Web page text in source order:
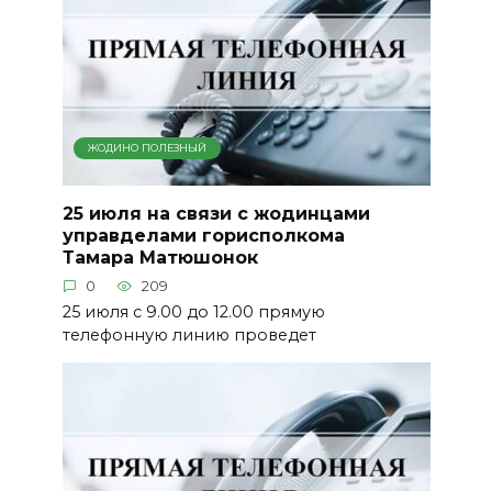
ЖОДИНО ПОЛЕЗНЫЙ
25 июля на связи с жодинцами
управделами горисполкома
Тамара Матюшонок
0 209
25 июля с 9.00 до 12.00 прямую
телефонную линию проведет